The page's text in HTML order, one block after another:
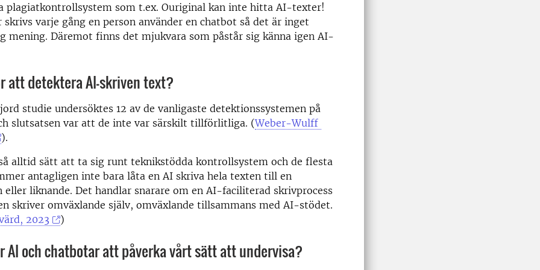
plagiatkontrollsystem som t.ex. Ouriginal kan inte hitta AI-texter!
varje gång en person använder en chatbot så det är inget
mening. Däremot finns det mjukvara som påstår sig känna igen AI-
att detektera AI-skriven text?
studie undersöktes 12 av de vanligaste detektionssystemen på
slutsatsen var att de inte var särskilt tillförlitliga. (Weber-Wulff
).
alltid sätt att ta sig runt teknikstödda kontrollsystem och de flesta
antagligen inte bara låta en AI skriva hela texten till en
eller liknande. Det handlar snarare om en AI-faciliterad skrivprocess
skriver omväxlande själv, omväxlande tillsammans med AI-stödet.
2023
)
AI och chatbotar att påverka vårt sätt att undervisa?